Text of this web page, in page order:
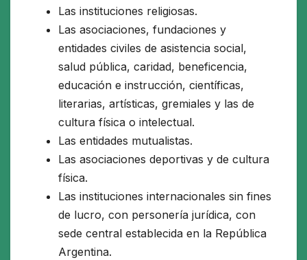
Las instituciones religiosas.
Las asociaciones, fundaciones y
entidades civiles de asistencia social,
salud pública, caridad, beneficencia,
educación e instrucción, científicas,
literarias, artísticas, gremiales y las de
cultura física o intelectual.
Las entidades mutualistas.
Las asociaciones deportivas y de cultura
física.
Las instituciones internacionales sin fines
de lucro, con personería jurídica, con
sede central establecida en la República
Argentina.